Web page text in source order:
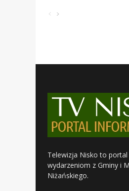
Telewizja Nisko to
wydarzeniom z Gminy i
Niżańskiego.